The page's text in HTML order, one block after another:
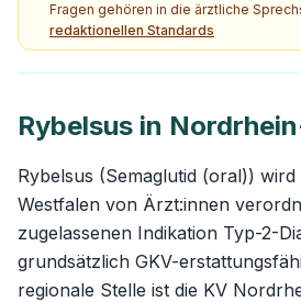
Fragen gehören in die ärztliche
redaktionellen Standards
Rybelsus in
Rybelsus (Semaglutid (oral))
Westfalen von Ärzt:innen
zugelassenen Indikation Typ-2-
grundsätzlich GKV-
regionale Stelle ist die KV